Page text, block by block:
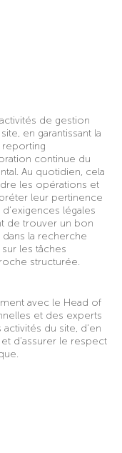
de gestion
en garantissant la
reporting
continue du
Au quotidien, cela
les opérations et
leur pertinence
légales
de trouver un bon
la recherche
les tâches
structurée.
avec le Head of
et des experts
du site, d’en
d’assurer le respect